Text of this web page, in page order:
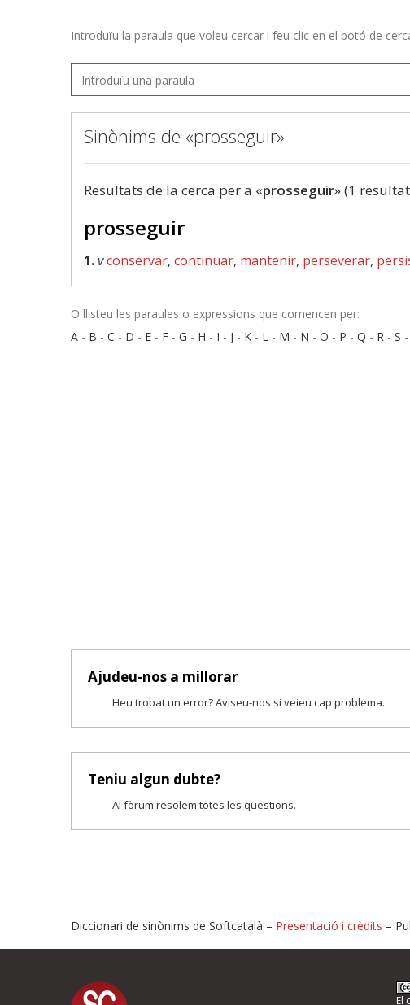
Introduïu la paraula que voleu cercar i feu clic en el botó de
Sinònims de «prosseguir»
Resultats de la cerca per a «prosseguir» (1
prosseguir
1.vconservar, continuar, mantenir, perseverar,
O llisteu les paraules o expressions que comencen per:
A - B - C - D - E - F - G - H - I - J - K - L - M - N - O - P - Q - R - S -
Ajudeu-nos a millorar
Heu trobat un error? Aviseu-nos si veieu cap problema.
Teniu algun dubte?
Al fòrum resolem totes les qüestions.
Proposeu-nos millores o
Diccionari de sinònims de Softcatalà – Presentació i crèdits –
El